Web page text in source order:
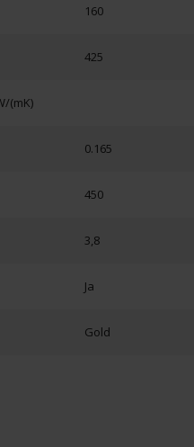
160
425
(mK)
0.165
450
3,8
Ja
Gold